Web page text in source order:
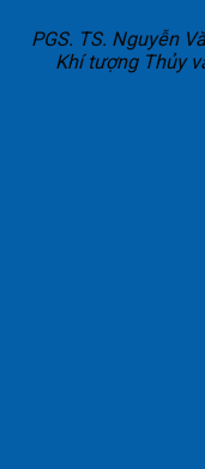
PGS. TS. Nguyễn
Khí tượng Thủy